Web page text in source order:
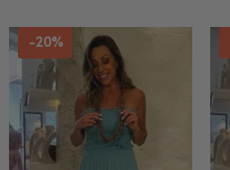
-20%